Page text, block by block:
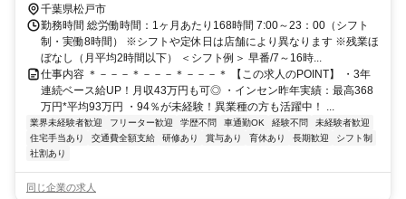
千葉県松戸市
勤務時間 総労働時間：1ヶ月あたり168時間 7:00～23：00（シフト
制・実働8時間） ※シフトや定休日は店舗により異なります ※残業ほ
ぼなし（月平均2時間以下） ＜シフト例＞ 早番/7～16時...
仕事内容 ＊－－－＊－－－＊－－－＊ 【この求人のPOINT】 ・3年
連続ベース給UP！月収43万円も可◎ ・インセン昨年実績：最高368
万円*平均93万円 ・94％が未経験！異業種の方も活躍中！ ...
業界未経験者歓迎 フリーター歓迎 学歴不問 車通勤OK 経験不問
未経験者歓迎
住宅手当あり
交通費全額支給 研修あり 賞与あり 育休あり 長期歓迎
シフト制
社割あり
同じ企業の求人